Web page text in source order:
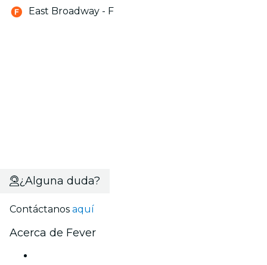
East Broadway - F
¿Alguna duda?
Contáctanos aquí
Acerca de Fever